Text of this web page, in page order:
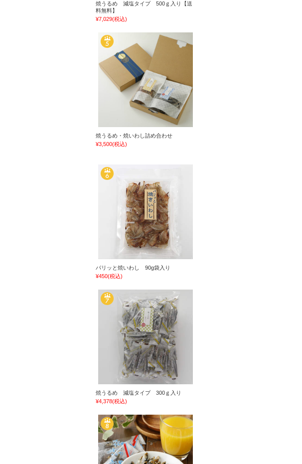
焼うるめ 減塩タイプ 500ｇ入り【送
料無料】
¥7,029(税込)
焼うるめ・焼いわし詰め合わせ
¥3,500(税込)
パリッと焼いわし 90g袋入り
¥450(税込)
焼うるめ 減塩タイプ 300ｇ入り
¥4,378(税込)